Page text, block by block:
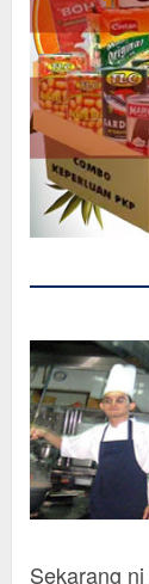
Sekarang